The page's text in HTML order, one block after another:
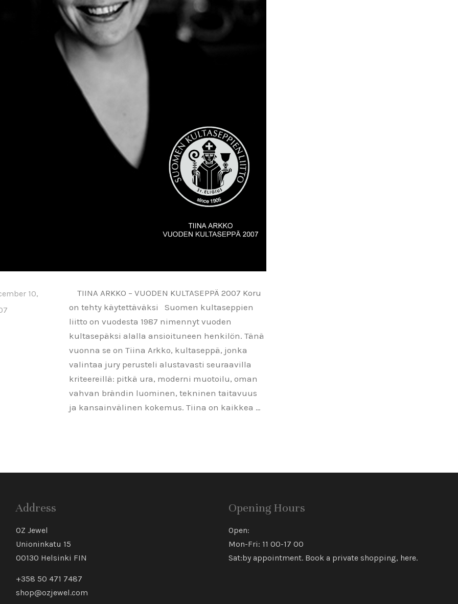
10,
TIINA ARKKO – VUODEN KULTASEPPÄ 2007 Koru
on tehty käytettäväksi Suomen kultaseppien
liitto on vuodesta 1987 nimennyt vuoden
kultasepäksi alalla ansioituneen henkilön. Tänä
vuonna se on Tiina Arkko, kultaseppä, jonka
valintaa jury perusteli alustavasti seuraavilla
kriteereillä: pitkä ura, moderni muotoilu, oman
vahvan brändin luominen, tekninen taitavuus
ja kansainvälinen kokemus. Tiina on kaikkea …
Address
OZ Jewel
Unioninkatu 15
00130 Helsinki FIN
+358 50 471 7487
shop@ozjewel.com
Opening Hours
Open:
Mon-Fri: 11 00-17 00
Sat:by appointment. Book a private shopping, here.